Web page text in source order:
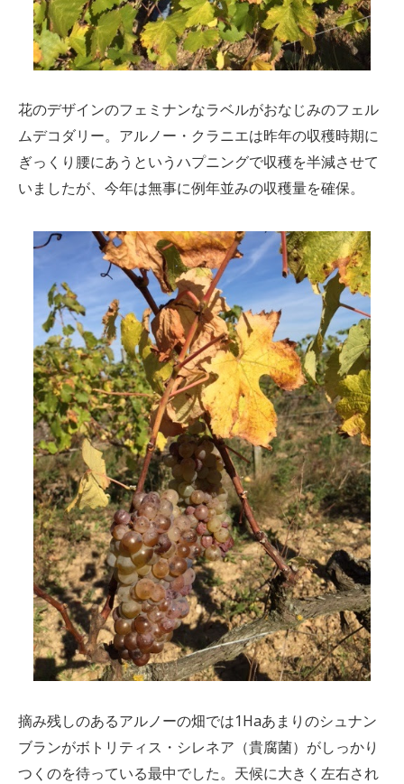
花のデザインのフェミナンなラベルがおなじみのフェル
ムデコダリー。アルノー・クラニエは昨年の収穫時期に
ぎっくり腰にあうというハプニングで収穫を半減させて
いましたが、今年は無事に例年並みの収穫量を確保。
摘み残しのあるアルノーの畑では1Haあまりのシュナン
ブランがボトリティス・シレネア（貴腐菌）がしっかり
つくのを待っている最中でした。天候に大きく左右され